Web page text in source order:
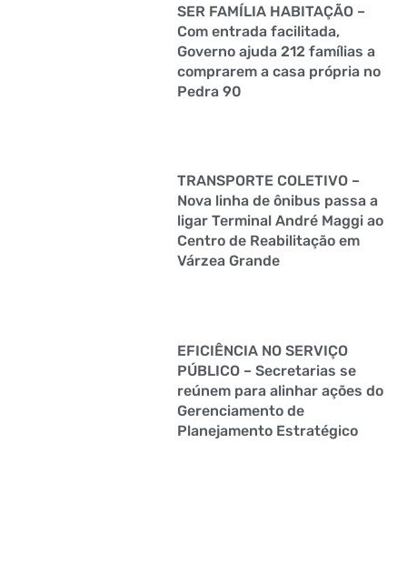
SER FAMÍLIA HABITAÇÃO –
Com entrada facilitada,
Governo ajuda 212 famílias a
comprarem a casa própria no
Pedra 90
TRANSPORTE COLETIVO –
Nova linha de ônibus passa a
ligar Terminal André Maggi ao
Centro de Reabilitação em
Várzea Grande
EFICIÊNCIA NO SERVIÇO
PÚBLICO – Secretarias se
reúnem para alinhar ações do
Gerenciamento de
Planejamento Estratégico